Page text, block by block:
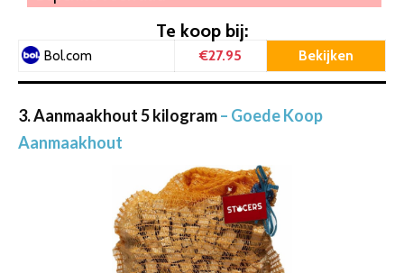
Te koop bij:
Bol.com €27.95 Bekijken
3. Aanmaakhout 5 kilogram– Goede Koop
Aanmaakhout